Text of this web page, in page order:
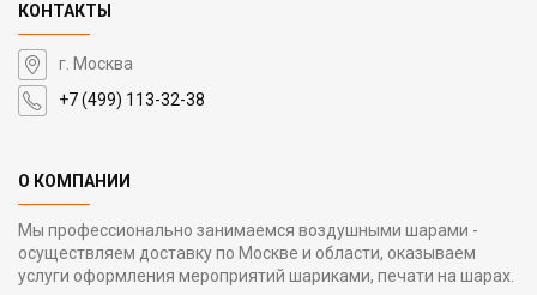
КОНТАКТЫ
г. Москва
+7 (499) 113-32-38
О КОМПАНИИ
Мы профессионально занимаемся воздушными шарами -
осуществляем доставку по Москве и области, оказываем
услуги оформления мероприятий шариками, печати на шарах.